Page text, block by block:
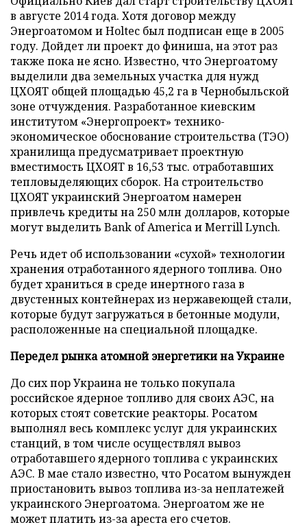
в августе 2014 года. Хотя договор между
Энергоатомом и Holtec был подписан еще в 2005
году. Дойдет ли проект до финиша, на этот раз
также пока не ясно. Известно, что Энергоатому
выделили два земельных участка для нужд
ЦХОЯТ общей площадью 45,2 га в Чернобыльской
зоне отчуждения. Разработанное киевским
институтом «Энергопроект» технико-
экономическое обоснование строительства (ТЭО)
хранилища предусматривает проектную
вместимость ЦХОЯТ в 16,53 тыс. отработавших
тепловыделяющих сборок. На строительство
ЦХОЯТ украинский Энергоатом намерен
привлечь кредиты на 250 млн долларов, которые
могут выделить Bank of Ameriсa и Merrill Lynch.
Речь идет об использовании «сухой» технологии
хранения отработанного ядерного топлива. Оно
будет храниться в среде инертного газа в
двустенных контейнерах из нержавеющей стали,
которые будут загружаться в бетонные модули,
расположенные на специальной площадке.
Передел рынка атомной энергетики на Украине
До сих пор Украина не только покупала
российское ядерное топливо для своих АЭС, на
которых стоят советские реакторы. Росатом
выполнял весь комплекс услуг для украинских
станций, в том числе осуществлял вывоз
отработавшего ядерного топлива с украинских
АЭС. В мае стало известно, что Росатом вынужден
приостановить вывоз топлива из-за неплатежей
украинского Энергоатома. Энергоатом же не
может платить из-за ареста его счетов.